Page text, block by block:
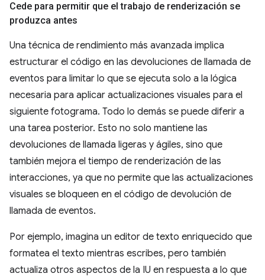
Cede para permitir que el trabajo de renderización se
produzca antes
Una técnica de rendimiento más avanzada implica
estructurar el código en las devoluciones de llamada de
eventos para limitar lo que se ejecuta solo a la lógica
necesaria para aplicar actualizaciones visuales para el
siguiente fotograma. Todo lo demás se puede diferir a
una tarea posterior. Esto no solo mantiene las
devoluciones de llamada ligeras y ágiles, sino que
también mejora el tiempo de renderización de las
interacciones, ya que no permite que las actualizaciones
visuales se bloqueen en el código de devolución de
llamada de eventos.
Por ejemplo, imagina un editor de texto enriquecido que
formatea el texto mientras escribes, pero también
actualiza otros aspectos de la IU en respuesta a lo que